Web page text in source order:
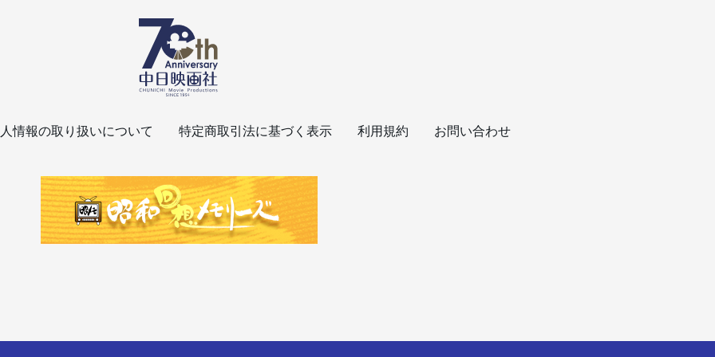
情報の取り扱いについて 特定商取引法に基づく表示 利用規約 お問い合わせ